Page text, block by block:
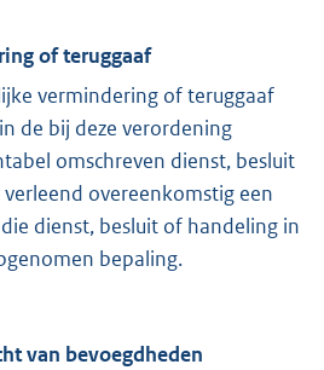
of teruggaaf
vermindering of teruggaaf
de bij deze verordening
omschreven dienst, besluit
overeenkomstig een
dienst, besluit of handeling in
bepaling.
van bevoegdheden